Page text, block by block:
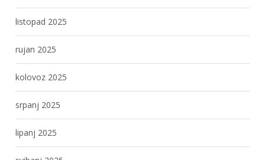
listopad 2025
rujan 2025
kolovoz 2025
srpanj 2025
lipanj 2025